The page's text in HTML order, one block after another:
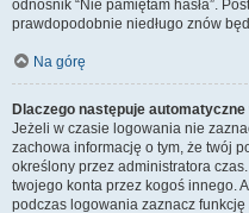
odnośnik “Nie pamiętam hasła”.
prawdopodobnie niedługo znów
Na górę
Dlaczego następuje
Jeżeli w czasie logowania nie
zachowa informację o tym, że twój
określony przez administratora
twojego konta przez kogoś innego.
podczas logowania zaznacz funkcję